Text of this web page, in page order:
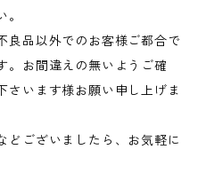
良品以外でのお客様ご都合で
。お間違えの無いようご確
さいます様お願い申し上げま
どございましたら、お気軽に